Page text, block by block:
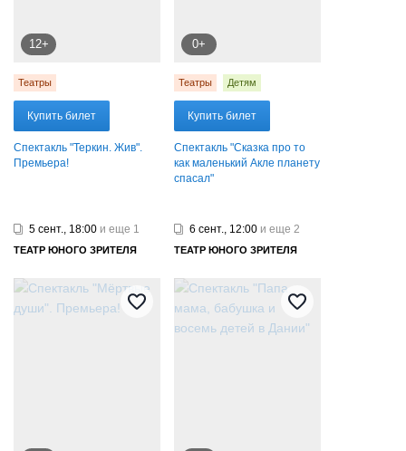
12+
Театры
Купить билет
Спектакль "Теркин. Жив".
Премьера!
0+
Театры Детям
Купить билет
Спектакль "Сказка про то
как маленький Акле планету
спасал"
5 сент., 18:00 и еще 1
ТЕАТР ЮНОГО ЗРИТЕЛЯ
6 сент., 12:00 и еще 2
ТЕАТР ЮНОГО ЗРИТЕЛЯ